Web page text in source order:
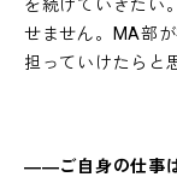
を続けていきたい
せません。MA部
担っていけたらと
――ご自身の仕事